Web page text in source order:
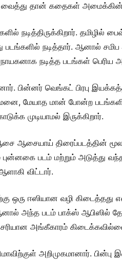
வைத்து தான் கதைகள்
நடித்திருக்கிறார். தமிழில்
நடித்தார். ஆனால்
நடித்த படங்கள்
பின்னர் வெங்கட் பிரபு
மான் போன்ற படங்களில்
முடியாமல் இருக்கிறார்.
ஆசையாய் திரைப்படத்தின்
புன்னகை படம் மற்றும் அடுத்து
விட்டார்.
ஒரு ஈஸியான வழி
அந்த படம் பாக்ஸ் ஆபிஸில்
அங்கீகாரம்
அறிமுகமானார்.